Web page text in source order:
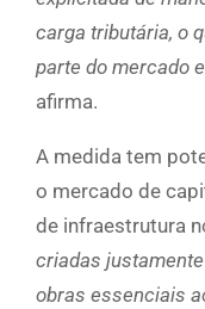
carga tributária, o
parte do mercado
afirma.
A medida tem
o mercado de
de infraestrutura
criadas
obras essenciais